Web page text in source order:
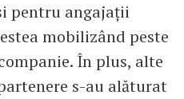
pentru angajații
mobilizând peste
În plus, alte
s-au alăturat